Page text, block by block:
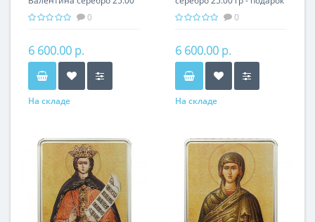
гр - подарок икона имени
0
6 600.00 р.
На складе
икона имени0
6 600.00 р.
На складе